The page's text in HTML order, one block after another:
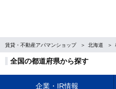
賃貸・不動産アパマンショップ 北海道
全国の都道府県から探す
企業・IR情報